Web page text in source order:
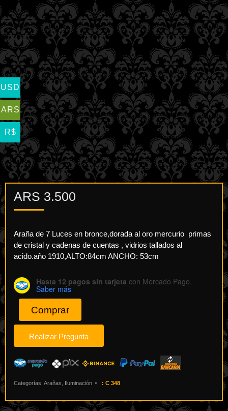
ARS 3.500
Araña de 7 Luces en bronce,dorada al oro mercurio primas
de cristal y cadenas de cuentas , vidrios tallados al
acido.año 1910,ALTO:84cm ANCHO: 53cm
Hasta 12 pagos sin tarjeta con Mercado Pago.
Saber más
Comprar
Categorías: Arañas Iluminación : C 348
USD
ARS
R$